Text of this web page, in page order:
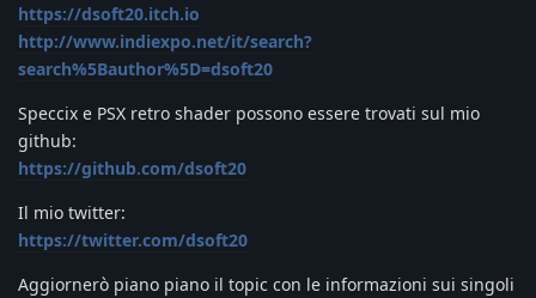
https://dsoft20.itch.io
http://www.indiexpo.net/it/search?
search%5Bauthor%5D=dsoft20
Speccix e PSX retro shader possono essere trovati sul mio
github:
https://github.com/dsoft20
Il mio twitter:
https://twitter.com/dsoft20
Aggiornerò piano piano il topic con le informazioni sui singoli